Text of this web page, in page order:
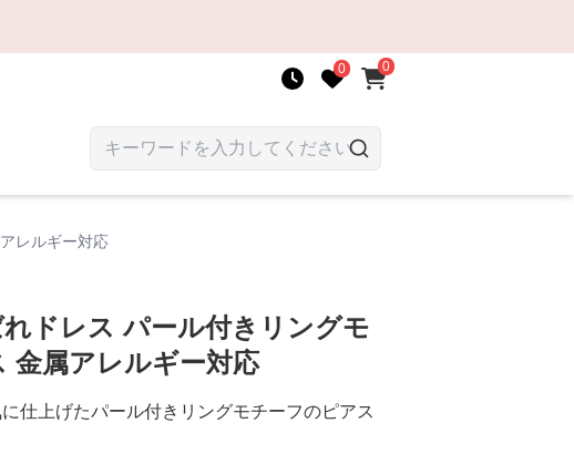
0 0
レルギー対応
ドレス パール付きリングモ
金属アレルギー対応
仕上げたパール付きリングモチーフのピアス